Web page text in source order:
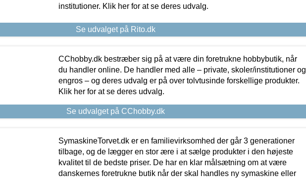
institutioner. Klik her for at se deres udvalg.
Se udvalget på Rito.dk
CChobby.dk bestræber sig på at være din foretrukne hobbybutik, når
du handler online. De handler med alle – private, skoler/institutioner og
engros – og deres udvalg er på over tolvtusinde forskellige produkter.
Klik her for at se deres udvalg.
Se udvalget på CChobby.dk
SymaskineTorvet.dk er en familievirksomhed der går 3 generationer
tilbage, og de lægger en stor ære i at sælge produkter i den højeste
kvalitet til de bedste priser. De har en klar målsætning om at være
danskernes foretrukne butik når der skal handles ny symaskine eller